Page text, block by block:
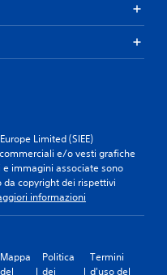
Limited (SIEE)
e/o vesti grafiche
immagini associate sono
copyright dei rispettivi
informazioni
Mappa
del
Politica
dei
Termini
d'uso del